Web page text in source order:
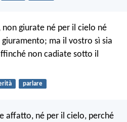
giurate né per il cielo né
ma il vostro sì sia
non cadiate sotto il
parlare
affatto, né per il cielo, perché